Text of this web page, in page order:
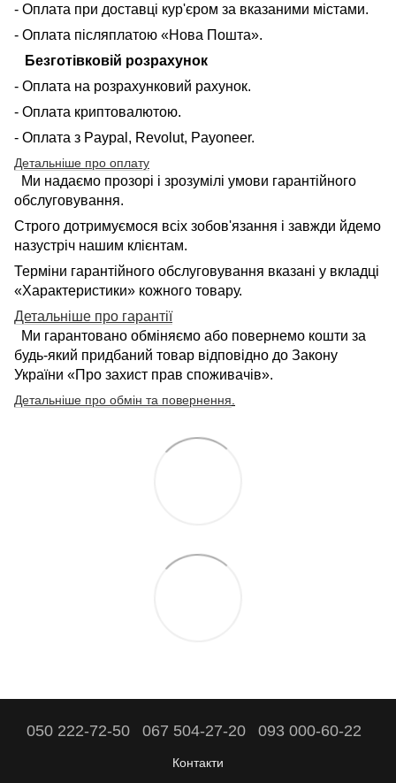
- Оплата при доставці кур'єром за вказаними містами.
- Оплата післяплатою «Нова Пошта».
Безготівковій розрахунок
- Оплата на розрахунковий рахунок.
- Оплата криптовалютою.
- Оплата з Paypal, Revolut, Payoneer.
Детальніше про оплату
Ми надаємо прозорі і зрозумілі умови гарантійного
обслуговування.
Строго дотримуємося всіх зобов'язання і завжди йдемо
назустріч нашим клієнтам.
Терміни гарантійного обслуговування вказані у вкладці
«Характеристики» кожного товару.
Детальніше про гарантії
Ми гарантовано обміняємо або повернемо кошти за
будь-який придбаний товар відповідно до Закону
України «Про захист прав споживачів».
Детальніше про обмін та повернення
050 222-72-50 067 504-27-20 093 000-60-22
Контакти